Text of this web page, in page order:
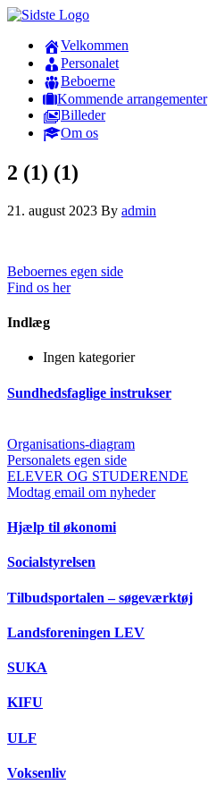
Velkommen
Personalet
Beboerne
Kommende arrangementer
Billeder
Om os
2 (1) (1)
21. august 2023 By admin
Beboernes egen side
Find os her
Indlæg
Ingen kategorier
Sundhedsfaglige instrukser
Organisations-diagram
Personalets egen side
ELEVER OG STUDERENDE
Modtag email om nyheder
Hjælp til økonomi
Socialstyrelsen
Tilbudsportalen – søgeværktøj
Landsforeningen LEV
SUKA
KIFU
ULF
Voksenliv